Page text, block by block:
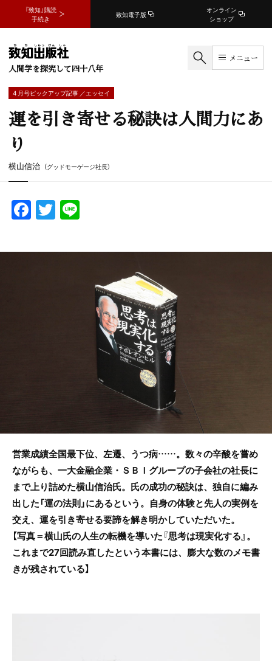
『致知』購読
手続き
致知電子版
オンライン
ショップ
人間学を探究して四十八年
メニュー
4 月号ピックアップ記事 ／エッセイ
運を引き寄せる秘訣は人間力にあ
り
横山信治 （グッドモーゲージ社長）
F
a
c
T
w
itte
営業成績全国最下位、左遷、うつ病……。数々の辛酸を嘗め
ながらも、一大金融企業・ＳＢＩグループの子会社の社長に
まで上り詰めた横山信治氏。氏の成功の秘訣は、独自に編み
出した「運の法則」にあるという。自身の体験と先人の実例を
交え、運を引き寄せる要諦を解き明かしていただいた。
【写真＝横山氏の人生の転機を導いた『思考は現実化する』。
これまで27回読み直したという本書には、膨大な数のメモ書
きが残されている】